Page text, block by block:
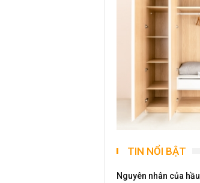
TIN NỔI BẬT
Nguyên nhân của hầu